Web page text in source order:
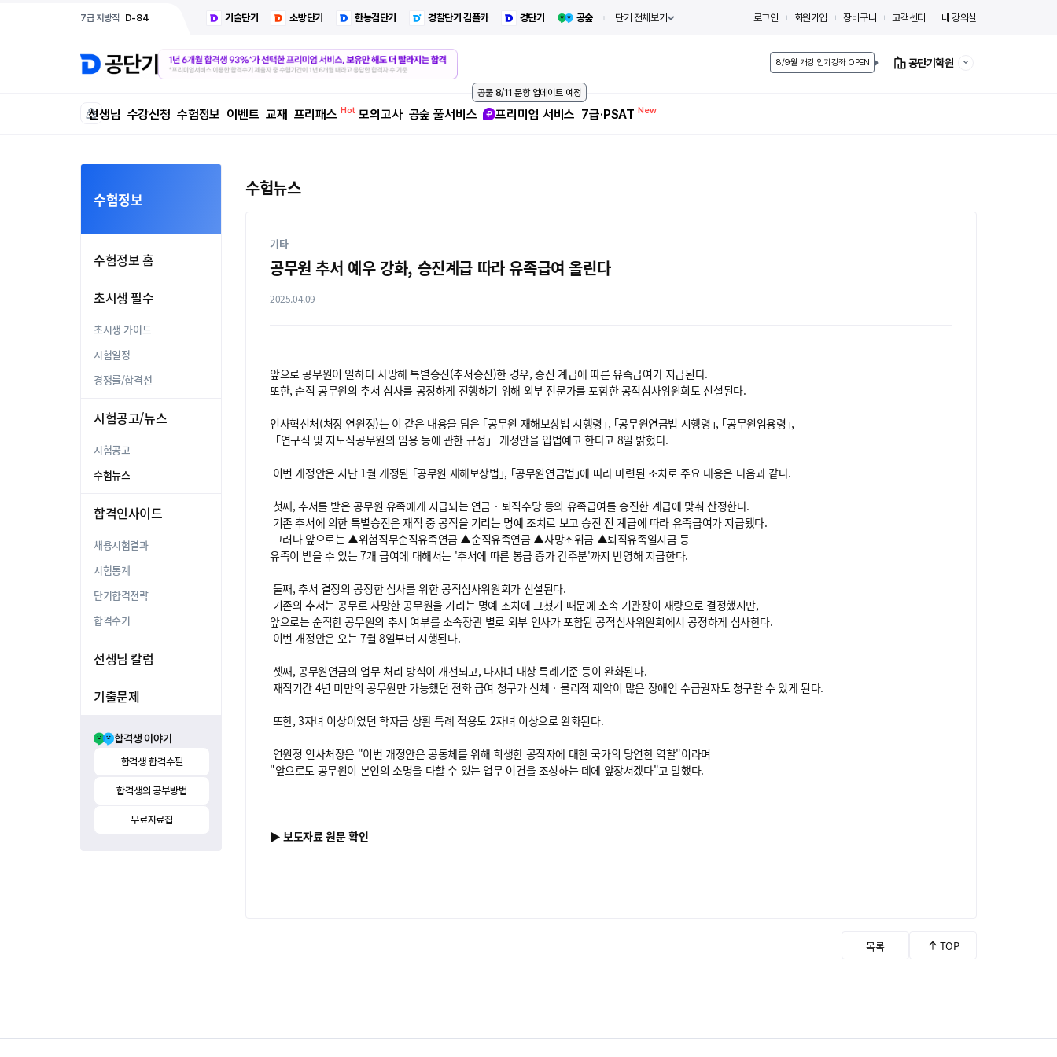
7급 지방직 D-84 기술단기 소방단기 한능검단기 경찰단기 김폴카 경단기 공숲 단기 전체보기 로그인 회원가입 장바구니 고객센터 내 강의실
8/9월 개강 인기강좌 OPEN 공단기학원
선생님 수강신청 수험정보 이벤트 교재 프리패스 모의고사 공숲 풀서비스 프리미엄 서비스
공풀 8/11 문항 업데이트 예정
7급·PSAT
수험정보
수험정보 홈
초시생 필수
초시생 가이드
시험일정
경쟁률/합격선
시험공고/뉴스
시험공고
수험뉴스
합격인사이드
채용시험결과
시험통계
단기합격전략
합격수기
선생님 칼럼
기출문제
합격생 이야기
합격생 합격수필
합격생의 공부방법
무료자료집
수험뉴스
기타
공무원 추서 예우 강화, 승진계급 따라 유족급여 올린다
2025.04.09
앞으로 공무원이 일하다 사망해 특별승진(추서승진)한 경우, 승진 계급에 따른 유족급여가 지급된다.
또한, 순직 공무원의 추서 심사를 공정하게 진행하기 위해 외부 전문가를 포함한 공적심사위원회도 신설된다.
인사혁신처(처장 연원정)는 이 같은 내용을 담은 ｢공무원 재해보상법 시행령｣, ｢공무원연금법 시행령｣, ｢공무원임용령｣,
「연구직 및 지도직공무원의 임용 등에 관한 규정」 개정안을 입법예고 한다고 8일 밝혔다.
이번 개정안은 지난 1월 개정된 ｢공무원 재해보상법｣, ｢공무원연금법｣에 따라 마련된 조치로 주요 내용은 다음과 같다.
첫째, 추서를 받은 공무원 유족에게 지급되는 연금‧퇴직수당 등의 유족급여를 승진한 계급에 맞춰 산정한다.
기존 추서에 의한 특별승진은 재직 중 공적을 기리는 명예 조치로 보고 승진 전 계급에 따라 유족급여가 지급됐다.
그러나 앞으로는 ▲위험직무순직유족연금 ▲순직유족연금 ▲사망조위금 ▲퇴직유족일시금 등
유족이 받을 수 있는 7개 급여에 대해서는 '추서에 따른 봉급 증가 간주분'까지 반영해 지급한다.
둘째, 추서 결정의 공정한 심사를 위한 공적심사위원회가 신설된다.
기존의 추서는 공무로 사망한 공무원을 기리는 명예 조치에 그쳤기 때문에 소속 기관장이 재량으로 결정했지만,
앞으로는 순직한 공무원의 추서 여부를 소속장관 별로 외부 인사가 포함된 공적심사위원회에서 공정하게 심사한다.
이번 개정안은 오는 7월 8일부터 시행된다.
셋째, 공무원연금의 업무 처리 방식이 개선되고, 다자녀 대상 특례기준 등이 완화된다.
재직기간 4년 미만의 공무원만 가능했던 전화 급여 청구가 신체‧물리적 제약이 많은 장애인 수급권자도 청구할 수 있게 된다.
또한, 3자녀 이상이었던 학자금 상환 특례 적용도 2자녀 이상으로 완화된다.
연원정 인사처장은 "이번 개정안은 공동체를 위해 희생한 공직자에 대한 국가의 당연한 역할"이라며
"앞으로도 공무원이 본인의 소명을 다할 수 있는 업무 여건을 조성하는 데에 앞장서겠다"고 말했다.
▶ 보도자료 원문 확인
목록 TOP